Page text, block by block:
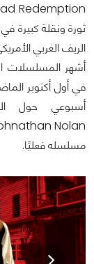
ثورة ونقلة كبيرة
أشهر المسلسلات
أسبوعي حول
مسلسله فعليًا.